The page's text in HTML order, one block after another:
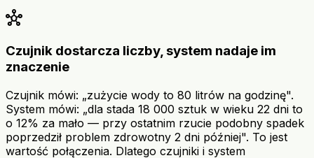
hub
Czujnik dostarcza liczby, system nadaje im
znaczenie
Czujnik mówi: „zużycie wody to 80 litrów na godzinę".
System mówi: „dla stada 18 000 sztuk w wieku 22 dni to
o 12% za mało — przy ostatnim rzucie podobny spadek
poprzedził problem zdrowotny 2 dni później". To jest
wartość połączenia. Dlatego czujniki i system